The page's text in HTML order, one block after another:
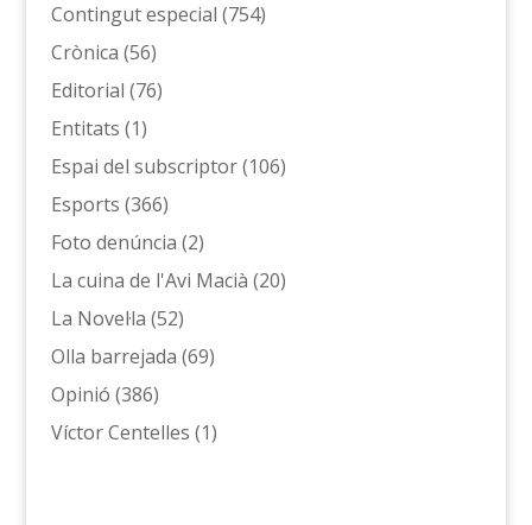
Contingut especial (754)
Crònica (56)
Editorial (76)
Entitats (1)
Espai del subscriptor(106)
Esports (366)
Foto denúncia (2)
La cuina de l'Avi Macià (20)
La Novel·la (52)
Olla barrejada (69)
Opinió (386)
Víctor Centelles (1)